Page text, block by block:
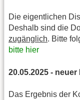
Die eigentlichen
Deshalb sind die
zugänglich. Bitte
bitte hier
20.05.2025 -
Das Ergebnis der